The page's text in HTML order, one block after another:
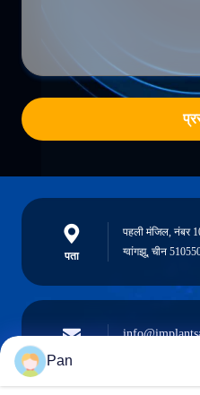
पता
पहली मंजिल, नंबर
ग्वांगझू, चीन
ईमेल
Pan